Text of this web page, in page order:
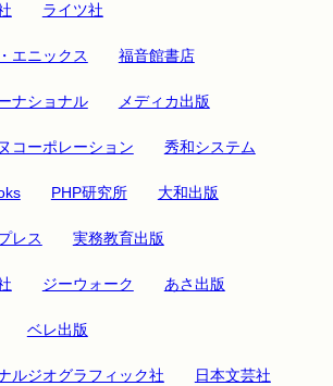
ライツ社
エニックス 福音館書店
ナショナル メディカ出版
コーポレーション 秀和システム
PHP研究所 大和出版
レス 実務教育出版
ジーウォーク あさ出版
ベレ出版
ルジオグラフィック社 日本文芸社